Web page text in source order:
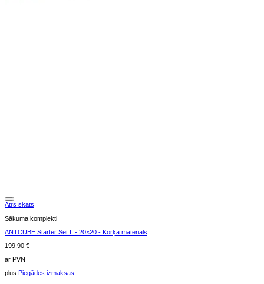
Ātrs skats
Sākuma komplekti
ANTCUBE Starter Set L - 20×20 - Korķa materiāls
199,90 €
ar PVN
plus Piegādes izmaksas